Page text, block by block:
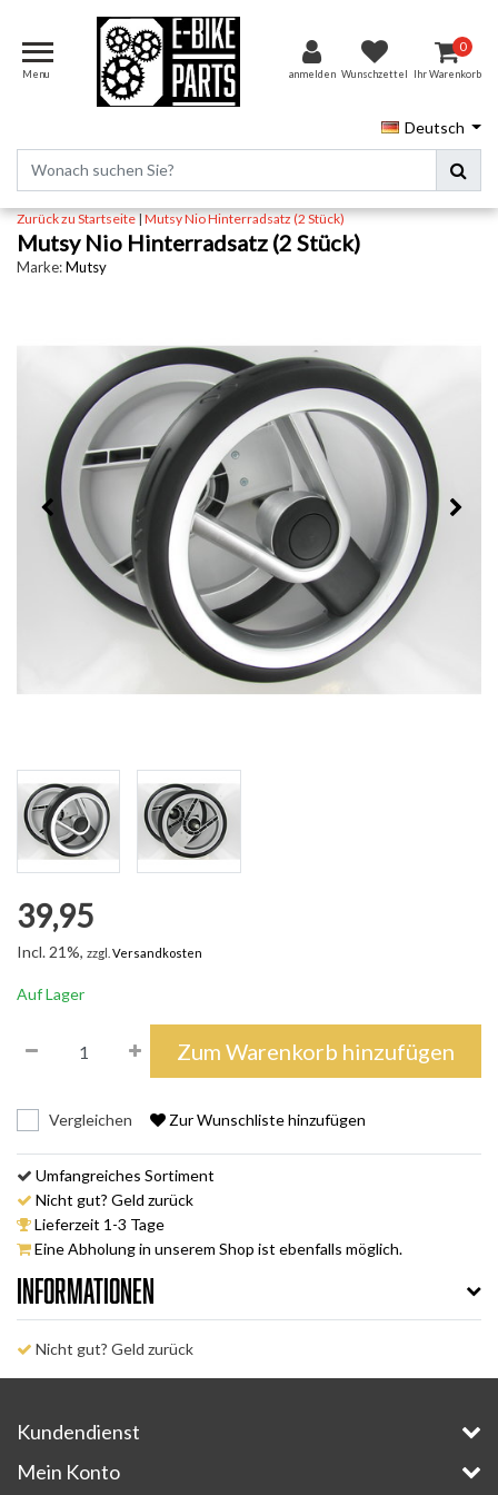
Menu anmelden Wunschzettel
0
Ihr Warenkorb
Deutsch
Zurück zu Startseite|Mutsy Nio Hinterradsatz (2 Stück)
Mutsy Nio Hinterradsatz (2 Stück)
Marke:Mutsy
39,95
Incl. 21%, zzgl. Versandkosten
Auf Lager
Zum Warenkorb hinzufügen
Vergleichen Zur Wunschliste hinzufügen
Umfangreiches Sortiment
Nicht gut? Geld zurück
Lieferzeit 1-3 Tage
Eine Abholung in unserem Shop ist ebenfalls möglich.
Informationen
Nicht gut? Geld zurück
Kundendienst
Mein Konto